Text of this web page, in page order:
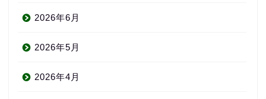
2026年6月
2026年5月
2026年4月